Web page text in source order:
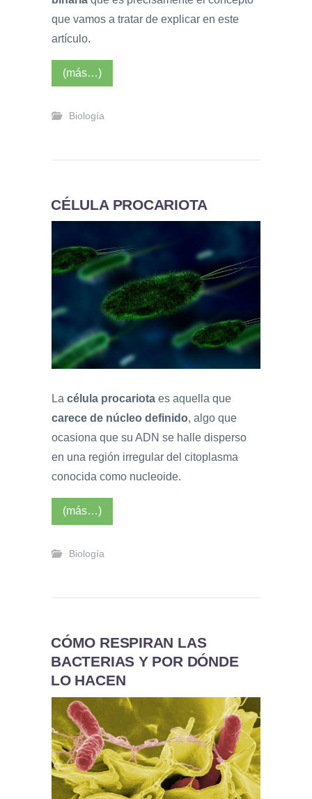
que vamos a tratar de explicar en este
artículo.
(más…)
Biología
CÉLULA PROCARIOTA
La célula procariota es aquella que
carece de núcleo definido, algo que
ocasiona que su ADN se halle disperso
en una región irregular del citoplasma
conocida como nucleoide.
(más…)
Biología
CÓMO RESPIRAN LAS
BACTERIAS Y POR DÓNDE
LO HACEN